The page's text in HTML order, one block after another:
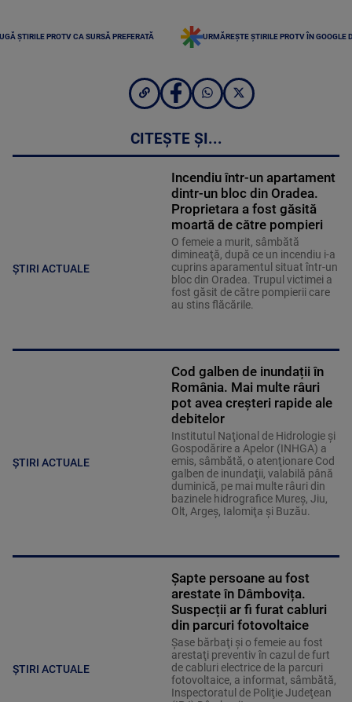
ȘTIRILE PROTV CA SURSĂ PREFERATĂ URMĂREȘTE ȘTIRILE PROTV ÎN GOOGLE
CITEȘTE ȘI...
ȘTIRI ACTUALE
Incendiu într-un apartament
dintr-un bloc din Oradea.
Proprietara a fost găsită
moartă de către pompieri
O femeie a murit, sâmbătă
dimineaţă, după ce un incendiu i-a
cuprins aparamentul situat într-un
bloc din Oradea. Trupul victimei a
fost găsit de către pompierii care
au stins flăcările.
ȘTIRI ACTUALE
Cod galben de inundații în
România. Mai multe râuri
pot avea creșteri rapide ale
debitelor
Institutul Naţional de Hidrologie şi
Gospodărire a Apelor (INHGA) a
emis, sâmbătă, o atenţionare Cod
galben de inundaţii, valabilă până
duminică, pe mai multe râuri din
bazinele hidrografice Mureş, Jiu,
Olt, Argeş, Ialomiţa şi Buzău.
ȘTIRI ACTUALE
Șapte persoane au fost
arestate în Dâmbovița.
Suspecții ar fi furat cabluri
din parcuri fotovoltaice
Şase bărbaţi şi o femeie au fost
arestaţi preventiv în cazul de furt
de cabluri electrice de la parcuri
fotovoltaice, a informat, sâmbătă,
Inspectoratul de Poliţie Judeţean